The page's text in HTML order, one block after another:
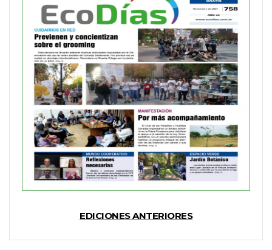
EDICIONES ANTERIORES